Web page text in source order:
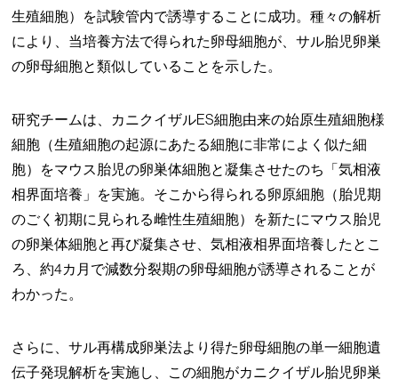
生殖細胞）を試験管内で誘導することに成功。種々の解析
により、当培養方法で得られた卵母細胞が、サル胎児卵巣
の卵母細胞と類似していることを示した。
研究チームは、カニクイザルES細胞由来の始原生殖細胞様
細胞（生殖細胞の起源にあたる細胞に非常によく似た細
胞）をマウス胎児の卵巣体細胞と凝集させたのち「気相液
相界面培養」を実施。そこから得られる卵原細胞（胎児期
のごく初期に見られる雌性生殖細胞）を新たにマウス胎児
の卵巣体細胞と再び凝集させ、気相液相界面培養したとこ
ろ、約4カ月で減数分裂期の卵母細胞が誘導されることが
わかった。
さらに、サル再構成卵巣法より得た卵母細胞の単一細胞遺
伝子発現解析を実施し、この細胞がカニクイザル胎児卵巣